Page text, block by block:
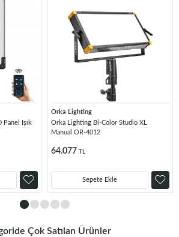
Panel Işık
Orka Lighting
Orka Lighting Bi-Color Studio XL
Manual OR-4012
64.077 TL
Sepete Ekle
Çok Satılan Ürünler